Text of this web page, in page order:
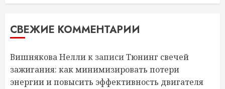
СВЕЖИЕ КОММЕНТАРИИ
Вишнякова Неллик записиТюнинг свечей
зажигания: как минимизировать потери
энергии и повысить эффективность двигателя